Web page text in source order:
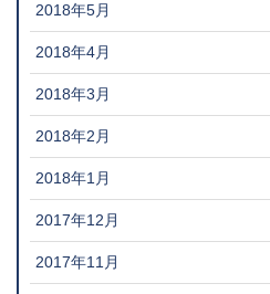
2018年5月
2018年4月
2018年3月
2018年2月
2018年1月
2017年12月
2017年11月